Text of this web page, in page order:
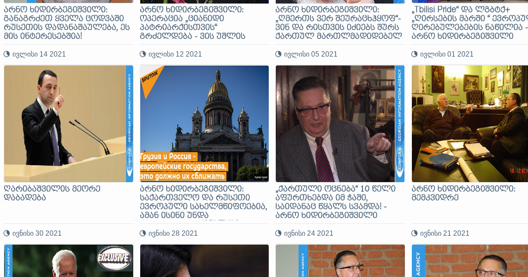
არნო ხიდირბეგიშვილი:
განაგრძეთ ყველა ცოდვაში
რუსეთის დადანაშაულება, ეს
მის ინტერესებშია!
ივლისი 14 2021
არნო ხიდირბეგიშვილი:
ოპერაცია „ციანიდი
პატრიარქისთვის“
გრძელდება - ვის უშლის
ღარიბაშვილი?
ივლისი 12 2021
არნო ხიდირბეგიშვილი:
„ღმერთს ვერ შეურაცხჰყოფ“-
ვინ და რისთვის იძიებს შურს
ქართულ მართლმადიდებელ
ილია მეორეზე
ივლისი 05 2021
„Tbilisi Pride“ და ლგბტქ+
„ღირსების მარში “
ღირებულებების ნაწილია -
არნო ხიდირბეგიშვილი
ივლისი 01 2021
ღარიბაშვილის მეორე
დაბადება
ივნისი 30 2021
არნო ხიდირბეგიშვილი:
საქართველო და რუსეთი
ევროპული სახელმწიფოებია,
ამან ისინი უნდა
ივნისი 28 2021
„ქართული ოცნება“ 10 წელი
აფურთხებდა იმ ჭაში,
საიდანაც წყალს სვამდა! -
არნო ხიდირბეგიშვილი
ივნისი 24 2021
არნო ხიდირბეგიშვილი:
მემკვიდრე
ივნისი 21 2021